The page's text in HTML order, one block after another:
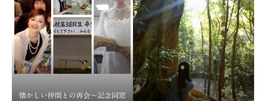
懐かしい仲間との再会～記念同窓